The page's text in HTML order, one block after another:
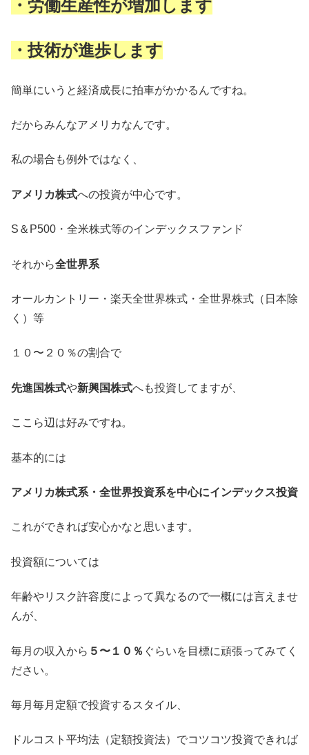
・労働生産性が増加します
・技術が進歩します
簡単にいうと経済成長に拍車がかかるんですね。
だからみんなアメリカなんです。
私の場合も例外ではなく、
アメリカ株式への投資が中心です。
S＆P500・全米株式等のインデックスファンド
それから全世界系
オールカントリー・楽天全世界株式・全世界株式（日本除
く）等
１０〜２０％の割合で
先進国株式や新興国株式へも投資してますが、
ここら辺は好みですね。
基本的には
アメリカ株式系・全世界投資系を中心にインデックス投資
これができれば安心かなと思います。
投資額については
年齢やリスク許容度によって異なるので一概には言えませ
んが、
毎月の収入から ５〜１０％ ぐらいを目標に頑張ってみてく
ださい。
毎月毎月定額で投資するスタイル、
ドルコスト平均法（定額投資法）でコツコツ投資できれば